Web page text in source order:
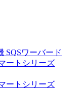
SQSワーバード
ートシリーズ
ートシリーズ